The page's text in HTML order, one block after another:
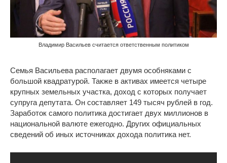
Владимир Васильев считается ответственным политиком
Семья Васильева располагает двумя особняками с
большой квадратурой. Также в активах имеется четыре
крупных земельных участка, доход с которых получает
супруга депутата. Он составляет 149 тысяч рублей в год.
Заработок самого политика достигает двух миллионов в
национальной валюте ежегодно. Других официальных
сведений об иных источниках дохода политика нет.